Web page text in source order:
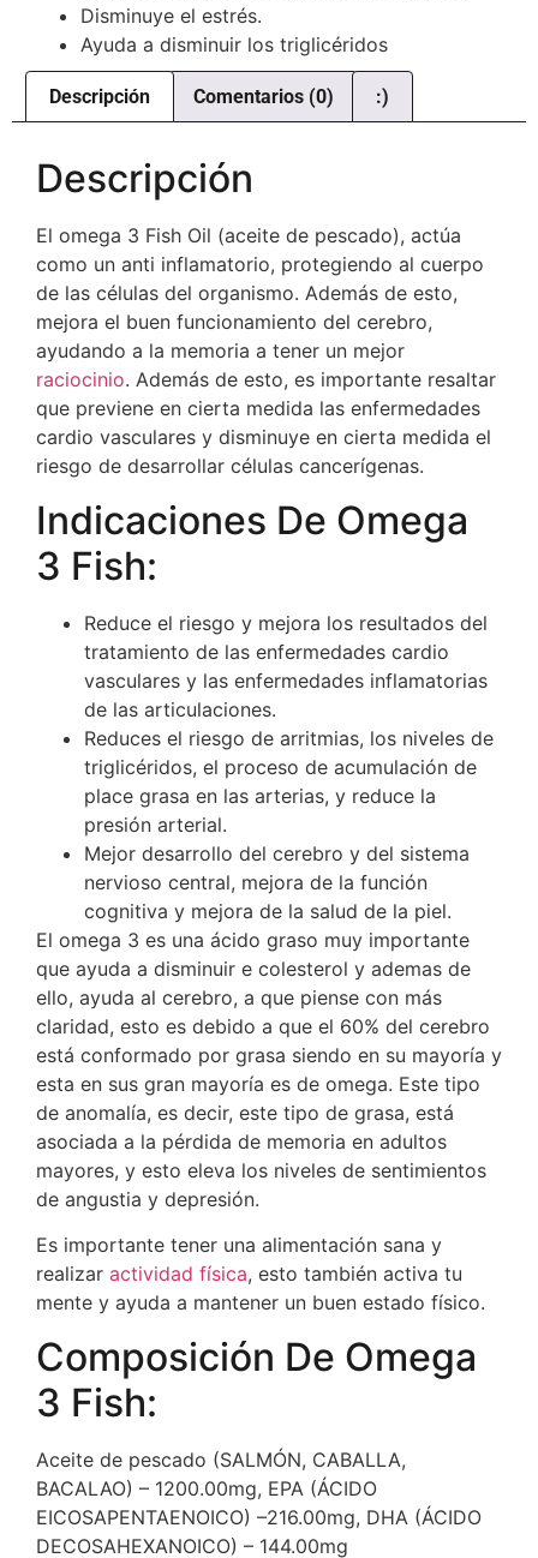
Disminuye el estrés.
Ayuda a disminuir los triglicéridos
Descripción Comentarios (0) :)
Descripción
El omega 3 Fish Oil (aceite de pescado), actúa
como un anti inflamatorio, protegiendo al cuerpo
de las células del organismo. Además de esto,
mejora el buen funcionamiento del cerebro,
ayudando a la memoria a tener un mejor
raciocinio. Además de esto, es importante resaltar
que previene en cierta medida las enfermedades
cardio vasculares y disminuye en cierta medida el
riesgo de desarrollar células cancerígenas.
Indicaciones De Omega
3 Fish:
Reduce el riesgo y mejora los resultados del
tratamiento de las enfermedades cardio
vasculares y las enfermedades inflamatorias
de las articulaciones.
Reduces el riesgo de arritmias, los niveles de
triglicéridos, el proceso de acumulación de
place grasa en las arterias, y reduce la
presión arterial.
Mejor desarrollo del cerebro y del sistema
nervioso central, mejora de la función
cognitiva y mejora de la salud de la piel.
El omega 3 es una ácido graso muy importante
que ayuda a disminuir e colesterol y ademas de
ello, ayuda al cerebro, a que piense con más
claridad, esto es debido a que el 60% del cerebro
está conformado por grasa siendo en su mayoría y
esta en sus gran mayoría es de omega. Este tipo
de anomalía, es decir, este tipo de grasa, está
asociada a la pérdida de memoria en adultos
mayores, y esto eleva los niveles de sentimientos
de angustia y depresión.
Es importante tener una alimentación sana y
realizar actividad física, esto también activa tu
mente y ayuda a mantener un buen estado físico.
Composición De Omega
3 Fish:
Aceite de pescado (SALMÓN, CABALLA,
BACALAO) – 1200.00mg, EPA (ÁCIDO
EICOSAPENTAENOICO) –216.00mg, DHA (ÁCIDO
DECOSAHEXANOICO) – 144.00mg